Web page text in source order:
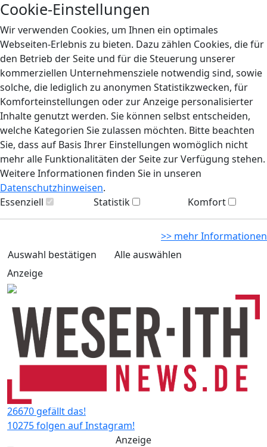
Cookie-Einstellungen
Wir verwenden Cookies, um Ihnen ein optimales
Webseiten-Erlebnis zu bieten. Dazu zählen Cookies, die für
den Betrieb der Seite und für die Steuerung unserer
kommerziellen Unternehmensziele notwendig sind, sowie
solche, die lediglich zu anonymen Statistikzwecken, für
Komforteinstellungen oder zur Anzeige personalisierter
Inhalte genutzt werden. Sie können selbst entscheiden,
welche Kategorien Sie zulassen möchten. Bitte beachten
Sie, dass auf Basis Ihrer Einstellungen womöglich nicht
mehr alle Funktionalitäten der Seite zur Verfügung stehen.
Weitere Informationen finden Sie in unseren
Datenschutzhinweisen.
Essenziell
Statistik Komfort
>> mehr Informationen
Auswahl bestätigen
Alle auswählen
Anzeige
26670 gefällt das!
10275 folgen auf Instagram!
Anzeige